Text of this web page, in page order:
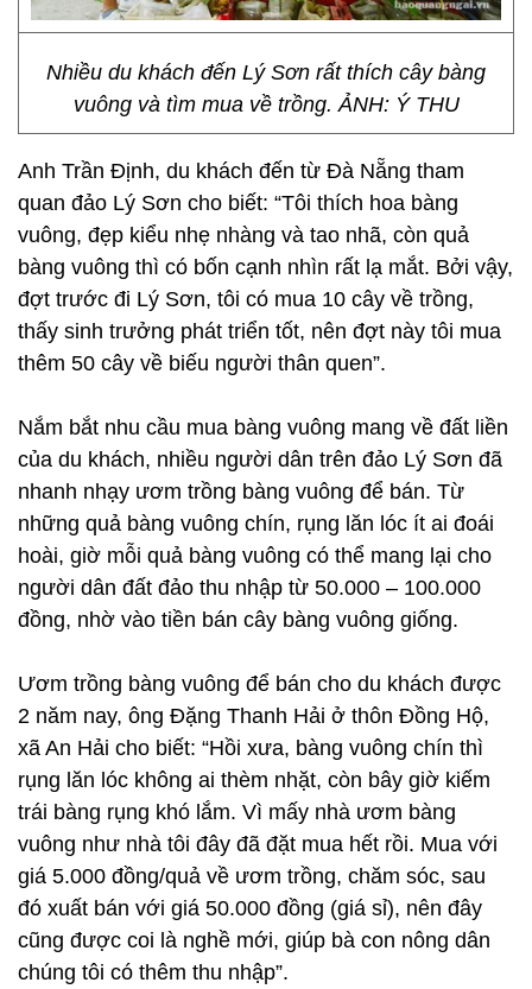
Nhiều du khách đến Lý Sơn rất thích cây bàng
vuông và tìm mua về trồng. ẢNH: Ý THU
Anh Trần Định, du khách đến từ Đà Nẵng tham
quan đảo Lý Sơn cho biết: “Tôi thích hoa bàng
vuông, đẹp kiểu nhẹ nhàng và tao nhã, còn quả
bàng vuông thì có bốn cạnh nhìn rất lạ mắt. Bởi vậy,
đợt trước đi Lý Sơn, tôi có mua 10 cây về trồng,
thấy sinh trưởng phát triển tốt, nên đợt này tôi mua
thêm 50 cây về biếu người thân quen”.
Nắm bắt nhu cầu mua bàng vuông mang về đất liền
của du khách, nhiều người dân trên đảo Lý Sơn đã
nhanh nhạy ươm trồng bàng vuông để bán. Từ
những quả bàng vuông chín, rụng lăn lóc ít ai đoái
hoài, giờ mỗi quả bàng vuông có thể mang lại cho
người dân đất đảo thu nhập từ 50.000 – 100.000
đồng, nhờ vào tiền bán cây bàng vuông giống.
Ươm trồng bàng vuông để bán cho du khách được
2 năm nay, ông Đặng Thanh Hải ở thôn Đồng Hộ,
xã An Hải cho biết: “Hồi xưa, bàng vuông chín thì
rụng lăn lóc không ai thèm nhặt, còn bây giờ kiếm
trái bàng rụng khó lắm. Vì mấy nhà ươm bàng
vuông như nhà tôi đây đã đặt mua hết rồi. Mua với
giá 5.000 đồng/quả về ươm trồng, chăm sóc, sau
đó xuất bán với giá 50.000 đồng (giá sỉ), nên đây
cũng được coi là nghề mới, giúp bà con nông dân
chúng tôi có thêm thu nhập”.